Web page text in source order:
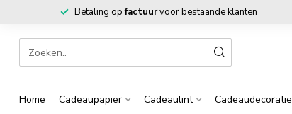
Betaling opfactuurvoor bestaande klanten
Home Cadeaupapier Cadeaulint Cadeaudecoratie